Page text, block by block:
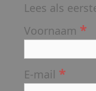
Lees als
Voornaam *
E-mail *